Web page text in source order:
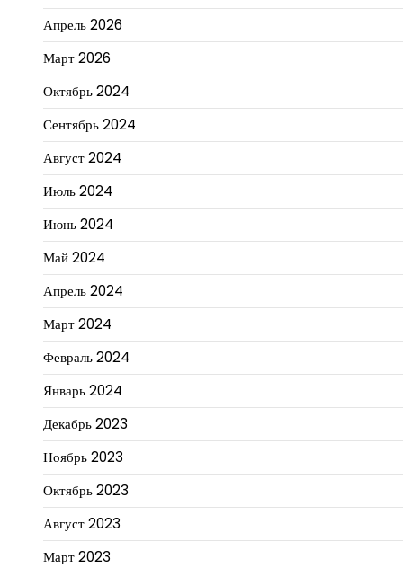
Апрель 2026
Март 2026
Октябрь 2024
Сентябрь 2024
Август 2024
Июль 2024
Июнь 2024
Май 2024
Апрель 2024
Март 2024
Февраль 2024
Январь 2024
Декабрь 2023
Ноябрь 2023
Октябрь 2023
Август 2023
Март 2023